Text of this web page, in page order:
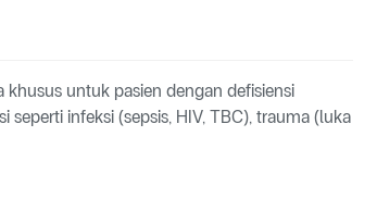
untuk pasien dengan defisiensi
infeksi (sepsis, HIV, TBC), trauma (luka